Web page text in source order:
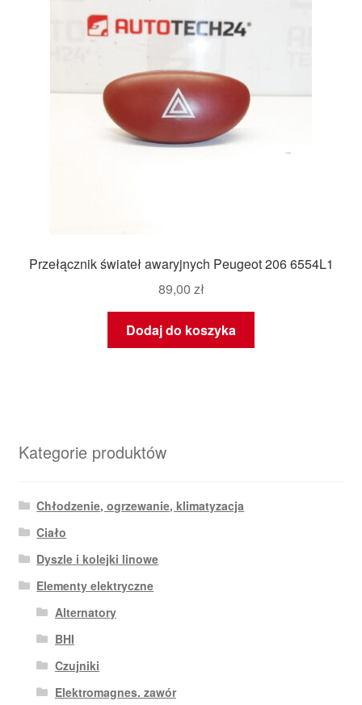
Przełącznik świateł awaryjnych Peugeot 206 6554L1
89,00 zł
Dodaj do koszyka
Kategorie produktów
Chłodzenie, ogrzewanie, klimatyzacja
Ciało
Dyszle i kolejki linowe
Elementy elektryczne
Alternatory
BHI
Czujniki
Elektromagnes. zawór